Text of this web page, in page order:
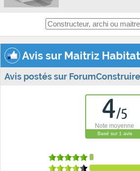
Avis sur Maitriz Habitat
Avis postés sur
4/5
Note moyenne
Basé sur 1 avis